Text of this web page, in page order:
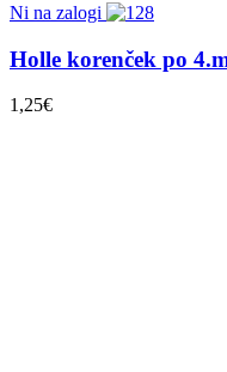
Ni na zalogi
Holle korenček po
1,25€